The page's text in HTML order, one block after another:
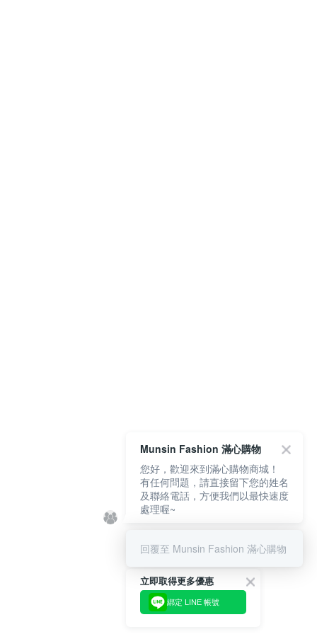
立即取得更多優惠
綁定 LINE 帳號
Munsin Fashion 滿心購物
您好，歡迎來到滿心購物商城！
有任何問題，請直接留下您的姓名
及聯絡電話，方便我們以最快速度
處理喔~
回覆至 Munsin Fashion 滿心購物